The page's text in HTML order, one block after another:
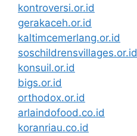
kontroversi.or.id
gerakaceh.or.id
kaltimcemerlang.or.id
soschildrensvillages.or.id
konsuil.or.id
bigs.or.id
orthodox.or.id
arlaindofood.co.id
koranriau.co.id